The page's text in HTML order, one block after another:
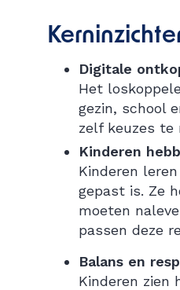
Digitale
Het
gezin, school
zelf keuzes te
Kinderen
Kinderen
gepast is. Ze
moeten
passen deze
Balans en
Kinderen zien